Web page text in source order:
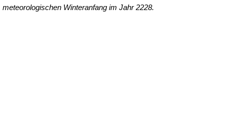
meteorologischen Winteranfang im Jahr 2228.